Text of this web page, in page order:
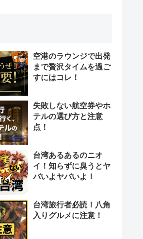
空港のラウンジで出発
まで贅沢タイムを過ご
すにはコレ！
失敗しない航空券やホ
テルの選び方と注意
点！
台湾あるあるのニオ
イ！知らずに臭うとヤ
バいよヤバいよ！
台湾旅行者必読！八角
入りグルメに注意！